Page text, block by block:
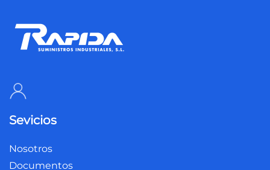
Sevicios
Nosotros
Documentos